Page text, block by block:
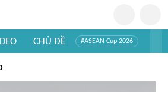
CHỦ ĐỀ #ASEAN Cup 2026